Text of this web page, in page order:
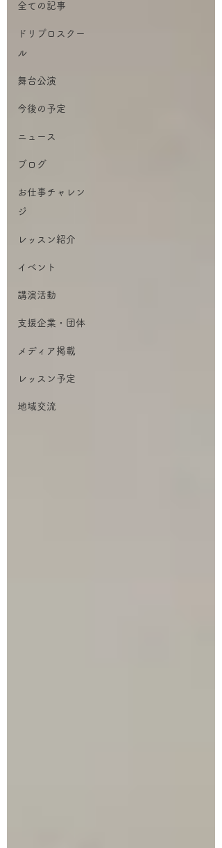
全ての記事
ドリプロスクー
ル
舞台公演
今後の予定
ニュース
ブログ
お仕事チャレン
ジ
レッスン紹介
イベント
講演活動
支援企業・団体
メディア掲載
レッスン予定
地域交流